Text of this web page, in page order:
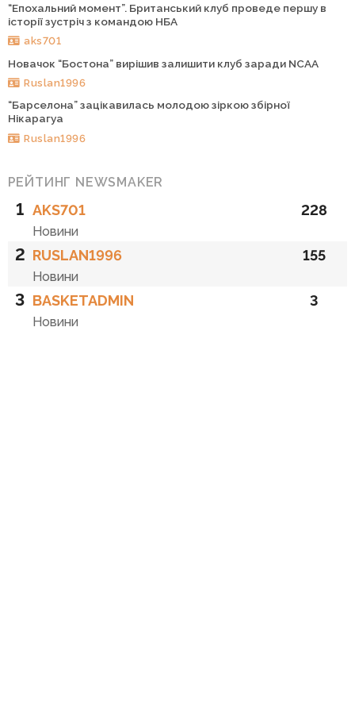
“Епохальний момент”. Британський клуб проведе першу в
історії зустріч з командою НБА
aks701
Новачок “Бостона” вирішив залишити клуб заради NCAA
Ruslan1996
“Барселона” зацікавилась молодою зіркою збірної
Нікарагуа
Ruslan1996
РЕЙТИНГ NEWSMAKER
1 AKS701
Новини
228
2 RUSLAN1996
Новини
155
3 BASKETADMIN
Новини
3